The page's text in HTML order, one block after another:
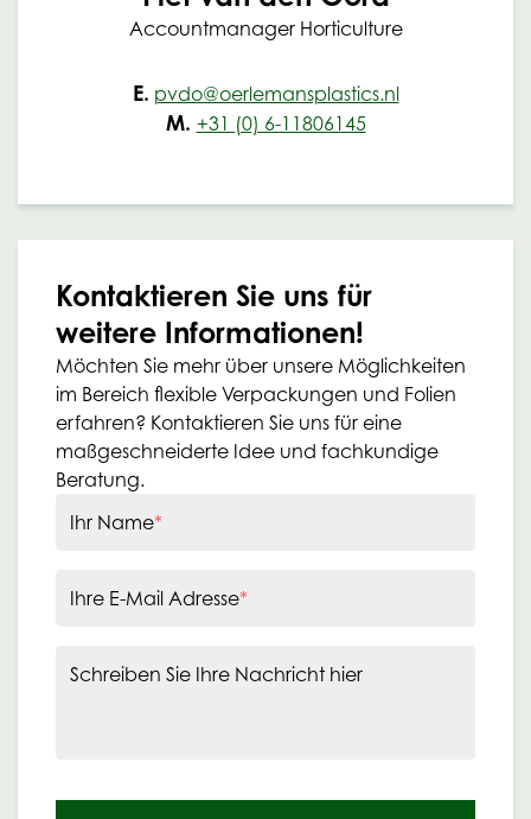
Accountmanager Horticulture
E. pvdo@oerlemansplastics.nl
M. +31 (0) 6-11806145
Kontaktieren Sie uns für
weitere Informationen!
Möchten Sie mehr über unsere Möglichkeiten
im Bereich flexible Verpackungen und Folien
erfahren? Kontaktieren Sie uns für eine
maßgeschneiderte Idee und fachkundige
Beratung.
Ihr Name*
Ihre E-Mail Adresse*
Schreiben Sie Ihre Nachricht hier